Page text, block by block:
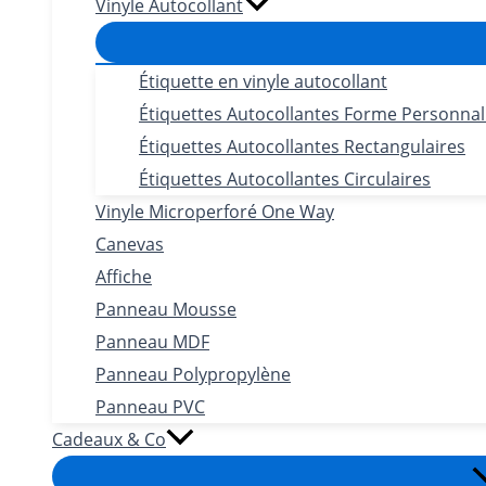
Vinyle Autocollant
Étiquette en vinyle autocollant
Étiquettes Autocollantes Forme
Étiquettes Autocollantes Rectangulaires
Étiquettes Autocollantes Circulaires
Vinyle Microperforé One Way
Canevas
Affiche
Panneau Mousse
Panneau MDF
Panneau Polypropylène
Panneau PVC
Cadeaux & Co